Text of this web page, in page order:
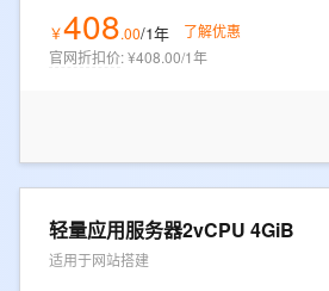
￥408.00/1年
了解优惠
官网折扣价:¥408.00/1年
轻量应用服务器2vCPU 4GiB
适用于网站搭建